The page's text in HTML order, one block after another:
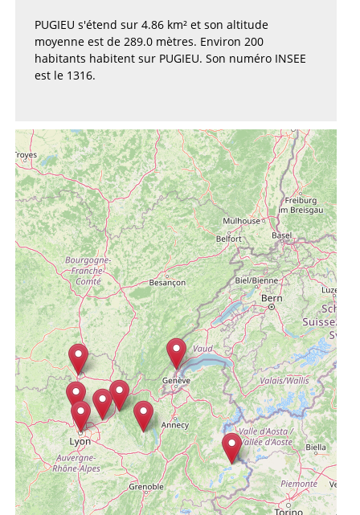
PUGIEU s'étend sur 4.86 km² et son altitude
moyenne est de 289.0 mètres. Environ 200
habitants habitent sur PUGIEU. Son numéro INSEE
est le 1316.